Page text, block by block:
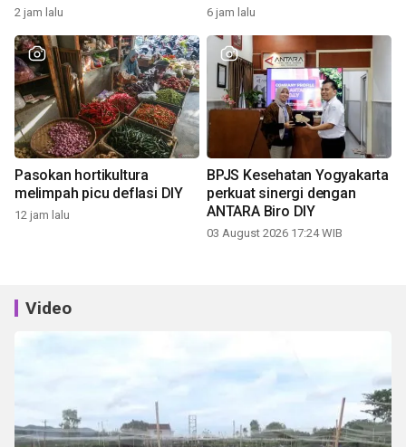
2 jam lalu 6 jam lalu
Pasokan hortikultura
melimpah picu deflasi DIY
12 jam lalu
BPJS Kesehatan Yogyakarta
perkuat sinergi dengan
ANTARA Biro DIY
03 August 2026 17:24 WIB
Video